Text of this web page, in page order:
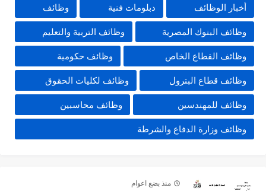
أخبار الوظائف دبلومات فنية وظائف
وظائف البنوك المصرية وظائف التربية والتعليم
وظائف القطاع الخاص وظائف حكومية
وظائف قطاع البترول وظائف لكليات الحقوق
وظائف للمهندسين وظائف محاسبين
وظائف وزارة الدفاع والشرطة
منذ بضع اعوام